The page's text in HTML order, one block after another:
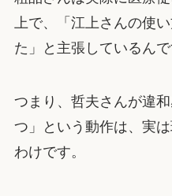
上で、「江上さんの使
た」と主張しているんで
つまり、哲夫さんが違
つ」という動作は、実
わけです。